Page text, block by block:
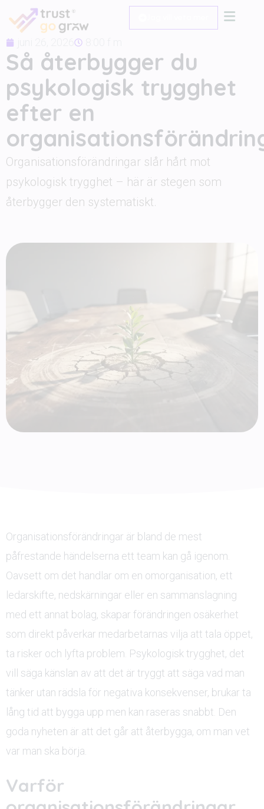
Så återbygger du
psykologisk trygghet
efter en
Organisationsförändringar slår hårt mot
psykologisk trygghet – här är stegen som
återbygger den systematiskt.
Organisationsförändringar är bland de mest
påfrestande händelserna ett team kan gå igenom.
Oavsett om det handlar om en omorganisation, ett
ledarskifte, nedskärningar eller en sammanslagning
med ett annat bolag, skapar förändringen osäkerhet
som direkt påverkar medarbetarnas vilja att tala öppet,
ta risker och lyfta problem. Psykologisk trygghet, det
vill säga känslan av att det är tryggt att säga vad man
tänker utan rädsla för negativa konsekvenser, brukar ta
lång tid att bygga upp men kan raseras snabbt. Den
goda nyheten är att det går att återbygga, om man vet
var man ska börja.
Varför